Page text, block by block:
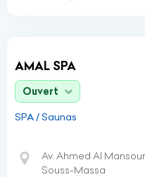
AMAL SPA
Ouvert
SPA / Saunas
Av. Ahmed Al
Souss-Massa